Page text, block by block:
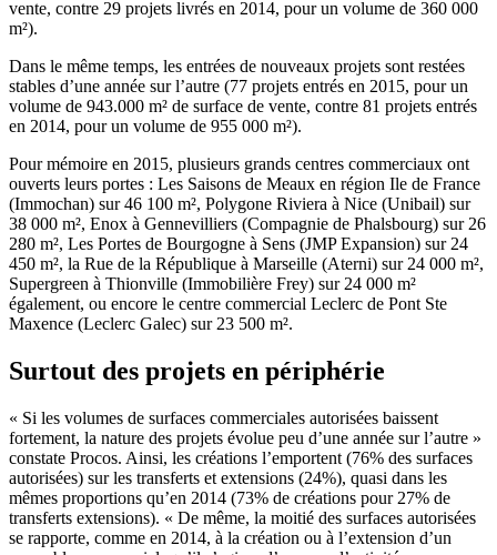
vente, contre 29 projets livrés en 2014, pour un volume de 360 000
m²).
Dans le même temps, les entrées de nouveaux projets sont restées
stables d’une année sur l’autre (77 projets entrés en 2015, pour un
volume de 943.000 m² de surface de vente, contre 81 projets entrés
en 2014, pour un volume de 955 000 m²).
Pour mémoire en 2015, plusieurs grands centres commerciaux ont
ouverts leurs portes : Les Saisons de Meaux en région Ile de France
(Immochan) sur 46 100 m², Polygone Riviera à Nice (Unibail) sur
38 000 m², Enox à Gennevilliers (Compagnie de Phalsbourg) sur 26
280 m², Les Portes de Bourgogne à Sens (JMP Expansion) sur 24
450 m², la Rue de la République à Marseille (Aterni) sur 24 000 m²,
Supergreen à Thionville (Immobilière Frey) sur 24 000 m²
également, ou encore le centre commercial Leclerc de Pont Ste
Maxence (Leclerc Galec) sur 23 500 m².
Surtout des projets en périphérie
« Si les volumes de surfaces commerciales autorisées baissent
fortement, la nature des projets évolue peu d’une année sur l’autre »
constate Procos. Ainsi, les créations l’emportent (76% des surfaces
autorisées) sur les transferts et extensions (24%), quasi dans les
mêmes proportions qu’en 2014 (73% de créations pour 27% de
transferts extensions). « De même, la moitié des surfaces autorisées
se rapporte, comme en 2014, à la création ou à l’extension d’un